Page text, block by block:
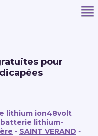
pour
lithium ion48volt
batterie lithium-
- SAINT VERAND -